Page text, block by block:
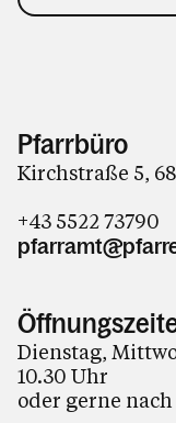
Pfarrbüro
Kirchstraße 5,
+43 5522 73790
Dienstag,
10.30 Uhr
oder gerne